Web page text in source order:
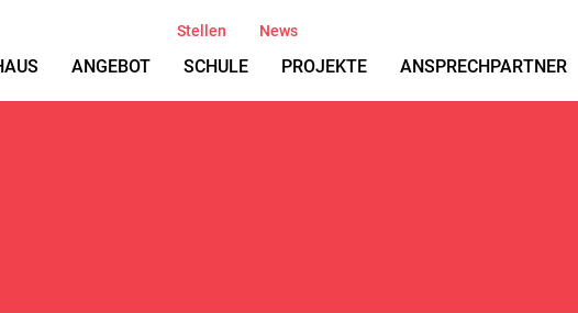
Stellen News
ANGEBOT SCHULE PROJEKTE ANSPRECHPARTNER